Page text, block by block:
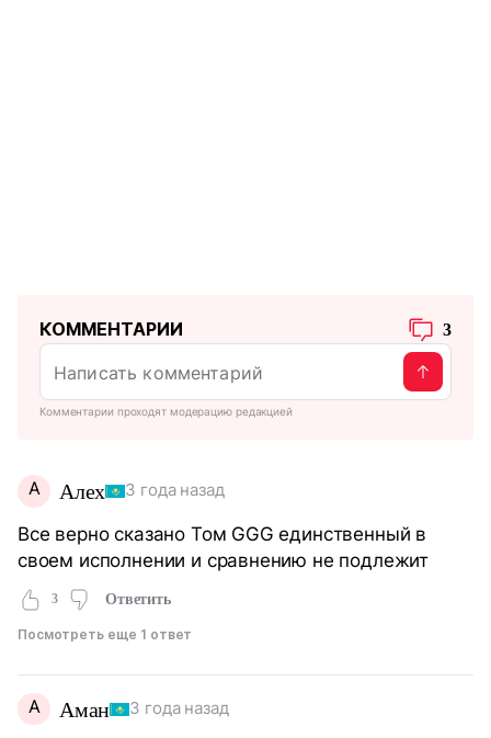
КОММЕНТАРИИ 3
Комментарии проходят модерацию редакцией
А Алех 3 года назад
Все верно сказано Том GGG единственный в
своем исполнении и сравнению не подлежит
3 Ответить
Посмотреть еще 1 ответ
А Аман 3 года назад